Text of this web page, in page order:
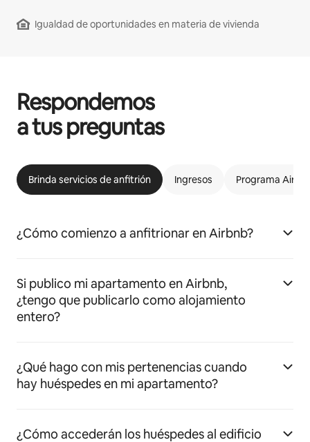
Igualdad de oportunidades en materia de vivienda
Respondemos
a tus preguntas
Brinda servicios de anfitrión Ingresos Programa
¿Cómo comienzo a anfitrionar en Airbnb?
Si publico mi apartamento en Airbnb,
¿tengo que publicarlo como alojamiento
entero?
¿Qué hago con mis pertenencias cuando
hay huéspedes en mi apartamento?
¿Cómo accederán los huéspedes al edificio